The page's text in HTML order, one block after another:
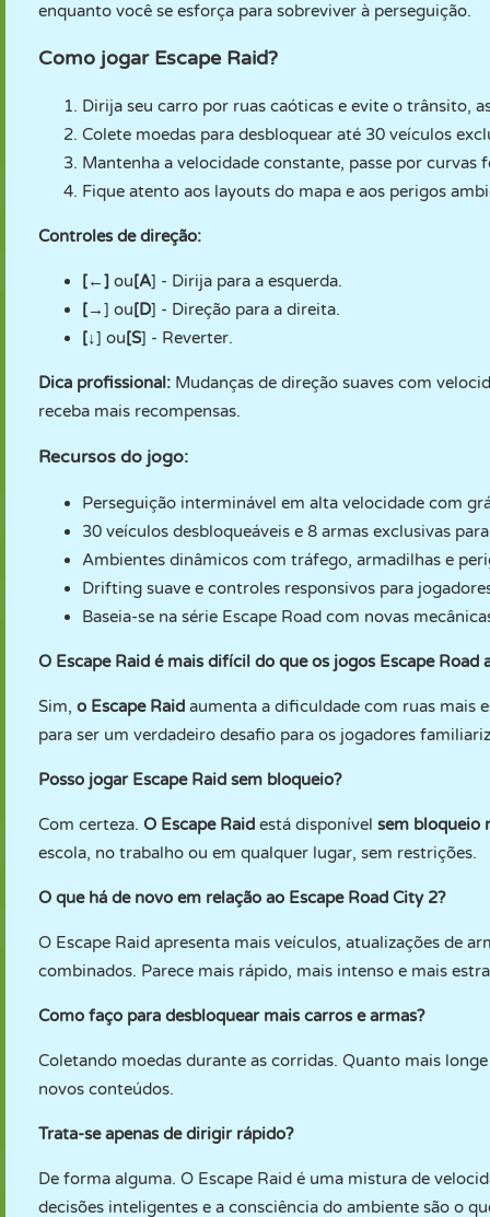
enquanto você se esforça para sobreviver à perseguição.
Como jogar Escape Raid?
Dirija seu carro por ruas caóticas e evite o trânsito,
Colete moedas para desbloquear até 30 veículos
Mantenha a velocidade constante, passe por curvas
Fique atento aos layouts do mapa e aos perigos
Controles de direção:
[←] ou[A] - Dirija para a esquerda.
[→] ou[D] - Direção para a direita.
[↓] ou[S] - Reverter.
Dica profissional: Mudanças de direção suaves com
receba mais recompensas.
Recursos do jogo:
Perseguição interminável em alta velocidade com
30 veículos desbloqueáveis e 8 armas exclusivas
Ambientes dinâmicos com tráfego, armadilhas e
Drifting suave e controles responsivos para
Baseia-se na série Escape Road com novas
O Escape Raid é mais difícil do que os jogos Escape Road
Sim, o Escape Raid aumenta a dificuldade com ruas mais
para ser um verdadeiro desafio para os jogadores
Posso jogar Escape Raid sem bloqueio?
Com certeza. O Escape Raid está disponível sem bloqueio
escola, no trabalho ou em qualquer lugar, sem restrições.
O que há de novo em relação ao Escape Road City 2?
O Escape Raid apresenta mais veículos, atualizações de
combinados. Parece mais rápido, mais intenso e mais
Como faço para desbloquear mais carros e armas?
Coletando moedas durante as corridas. Quanto mais
novos conteúdos.
Trata-se apenas de dirigir rápido?
De forma alguma. O Escape Raid é uma mistura de
decisões inteligentes e a consciência do ambiente são o